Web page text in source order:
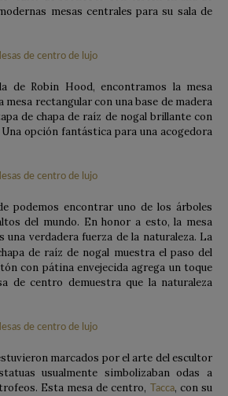
mesas centrales para su sala de
de Robin Hood, encontramos la mesa
mesa rectangular con una base de madera
de chapa de raíz de nogal brillante con
opción fantástica para una acogedora
podemos encontrar uno de los árboles
del mundo. En honor a esto, la mesa
una verdadera fuerza de la naturaleza. La
de raíz de nogal muestra el paso del
con pátina envejecida agrega un toque
de centro demuestra que la naturaleza
marcados por el arte del escultor
usualmente simbolizaban odas a
Esta mesa de centro,
Tacca, con su